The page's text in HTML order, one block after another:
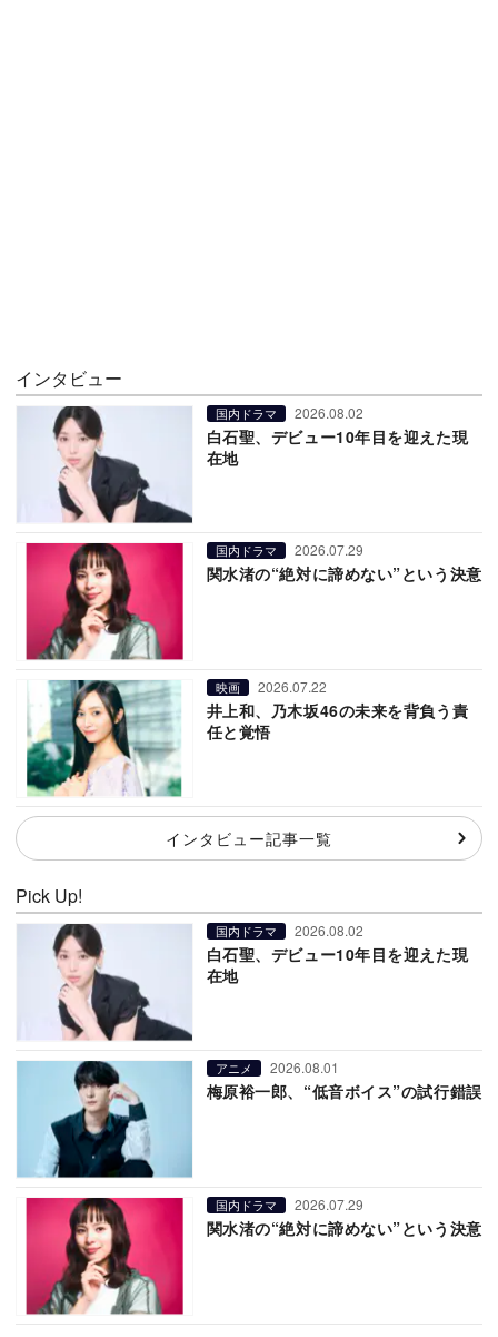
インタビュー
国内ドラマ 2026.08.02
白石聖、デビュー10年目を迎えた現
在地
国内ドラマ 2026.07.29
関水渚の“絶対に諦めない”という決意
映画 2026.07.22
井上和、乃木坂46の未来を背負う責
任と覚悟
インタビュー記事一覧
Pick Up!
国内ドラマ 2026.08.02
白石聖、デビュー10年目を迎えた現
在地
アニメ 2026.08.01
梅原裕一郎、“低音ボイス”の試行錯誤
国内ドラマ 2026.07.29
関水渚の“絶対に諦めない”という決意